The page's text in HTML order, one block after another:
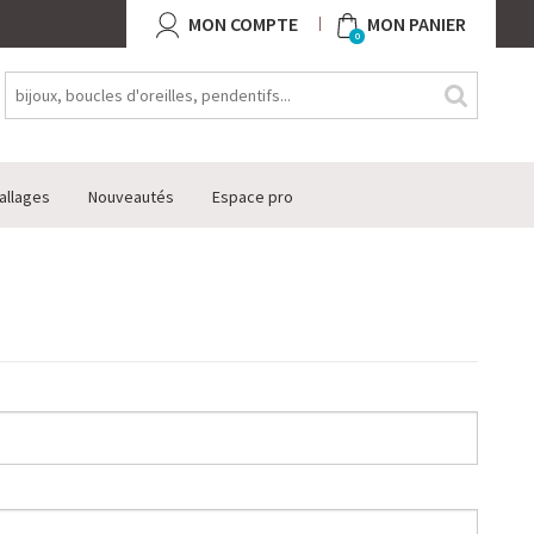
MON COMPTE 0 MON PANIER
Nouveautés Espace pro